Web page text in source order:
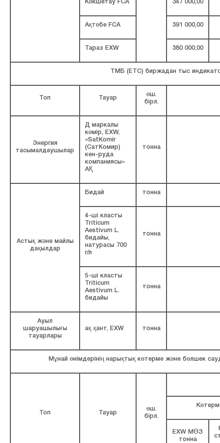
Көкшетау FCA 347 000,00
Ақтөбе FCA 391 000,00
Тараз EXW 380 000,00
ТМБ (ЕТС) биржадан тыс
Топ Тауар
өш.
бірл.
Энергия
тасымалдаушылар
Д маркалы
көмір, EXW,
«SatKomir
(СатКомир)
кен-руда
компаниясы»
АҚ
тонна
Астық және майлы
дақылдар
Бидай тонна
4-ші класты
Triticum
Aestivum L.
бидайы,
натурасы 700
г/л
тонна
5-ші класты
Triticum
Aestivum L.
бидайы
тонна
Ауыл
шаруашылығы
тауарлары
ақ қант, EXW тонна
Мұнай өнімдерінің нарықтық көтерме және бөлшек
Топ Тауар
өш.
бірл.
EXW МӨЗ
тонна